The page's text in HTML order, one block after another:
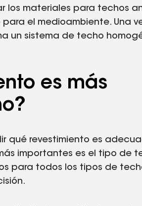
los materiales para techos
el medioambiente. Una
un sistema de techo
es más
qué revestimiento es
importantes es el tipo de
para todos los tipos de